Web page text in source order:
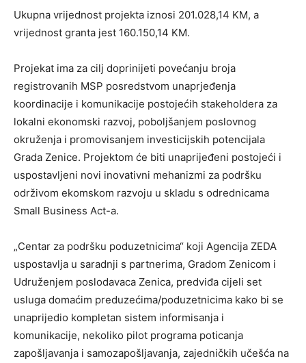
Ukupna vrijednost projekta iznosi 201.028,14 KM, a
vrijednost granta jest 160.150,14 KM.
Projekat ima za cilj doprinijeti povećanju broja
registrovanih MSP posredstvom unaprjeđenja
koordinacije i komunikacije postojećih stakeholdera za
lokalni ekonomski razvoj, poboljšanjem poslovnog
okruženja i promovisanjem investicijskih potencijala
Grada Zenice. Projektom će biti unaprijeđeni postojeći i
uspostavljeni novi inovativni mehanizmi za podršku
održivom ekomskom razvoju u skladu s odrednicama
Small Business Act-a.
„Centar za podršku poduzetnicima“ koji Agencija ZEDA
uspostavlja u saradnji s partnerima, Gradom Zenicom i
Udruženjem poslodavaca Zenica, predviđa cijeli set
usluga domaćim preduzećima/poduzetnicima kako bi se
unaprijedio kompletan sistem informisanja i
komunikacije, nekoliko pilot programa poticanja
zapošljavanja i samozapošljavanja, zajedničkih učešća na